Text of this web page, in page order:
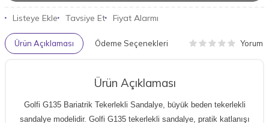
Listeye Ekle Tavsiye Et Fiyat Alarmı
Ürün Açıklaması Ödeme Seçenekleri Yorum
Ürün Açıklaması
Golfi G135 Bariatrik Tekerlekli Sandalye, büyük beden tekerlekli
sandalyemodelidir. Golfi G135 tekerlekli sandalye, pratik katlanışı